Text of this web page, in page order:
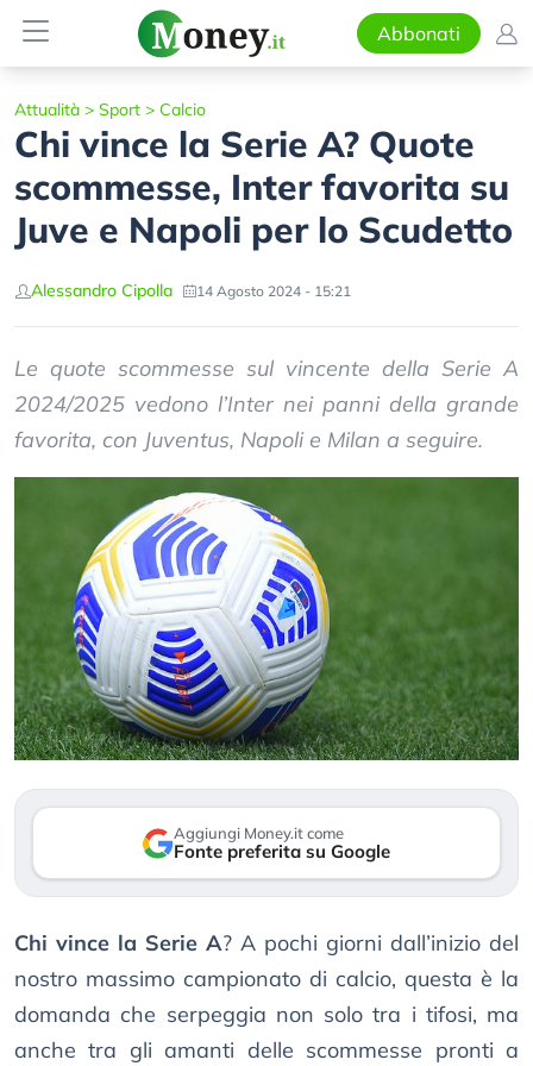
Abbonati
Attualità > Sport > Calcio
Chi vince la Serie A? Quote
scommesse, Inter favorita su
Juve e Napoli per lo Scudetto
Alessandro Cipolla 14 Agosto 2024 - 15:21
Le quote scommesse sul vincente della Serie A
2024/2025 vedono l’Inter nei panni della grande
favorita, con Juventus, Napoli e Milan a seguire.
Aggiungi Money.it come
Fonte preferita su Google
Chi vince la Serie A? A pochi giorni dall’inizio del
nostro massimo campionato di calcio, questa è la
domanda che serpeggia non solo tra i tifosi, ma
anche tra gli amanti delle scommesse pronti a